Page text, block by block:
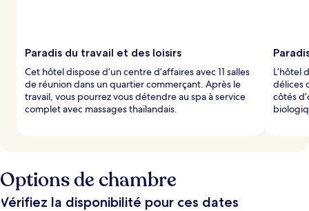
Paradis du travail et des loisirs
Cet hôtel dispose d’un centre d’affaires avec 11 salles
de réunion dans un quartier commerçant. Après le
travail, vous pourrez vous détendre au spa à service
complet avec massages thaïlandais.
L’hôtel
délices
côtés
Options de chambre
Vérifiez la disponibilité pour ces dates